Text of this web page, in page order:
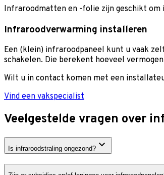
Infraroodmatten en -folie zijn geschikt om
Infraroodverwarming installeren
Een (klein) infraroodpaneel kunt u vaak
schakelen. Die berekent hoeveel
Wilt u in contact komen met een
Vind een vakspecialist
Veelgestelde vragen over
Is infraroodstraling ongezond?